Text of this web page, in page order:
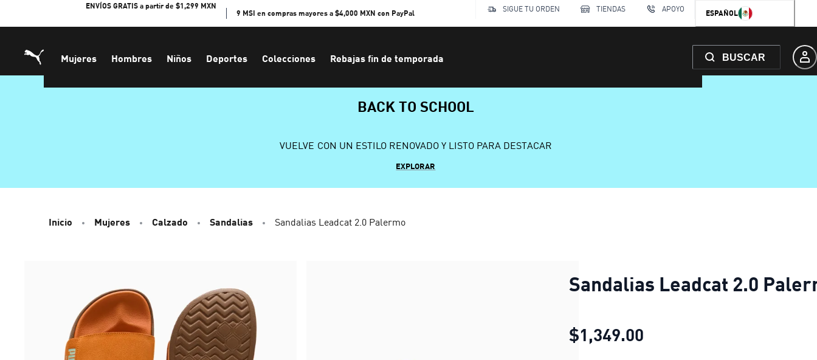
ENVÍOS GRATIS a partir de $1,299 MXN
9 MSI en compras mayores a $4,000 MXN con PayPal
SIGUE TU ORDEN TIENDAS APOYO ESPAÑOL
Mujeres Hombres Niños Deportes Colecciones Rebajas fin de temporada BUSCAR
BACK TO SCHOOL
VUELVE CON UN ESTILO RENOVADO Y LISTO PARA DESTACAR
EXPLORAR
Inicio Mujeres Calzado Sandalias Sandalias Leadcat 2.0 Palermo
Sandalias Leadcat 2.0
$1,349.00